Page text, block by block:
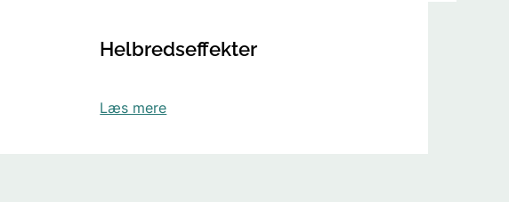
Helbredseffekter
Læs mere